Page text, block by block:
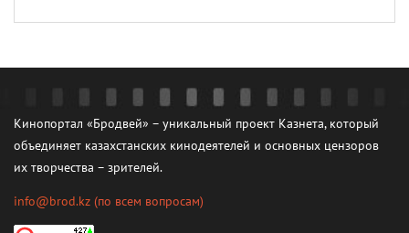
Кинопортал «Бродвей» – уникальный проект Казнета, который
объединяет казахстанских кинодеятелей и основных цензоров
их творчества – зрителей.
info@brod.kz (по всем вопросам)